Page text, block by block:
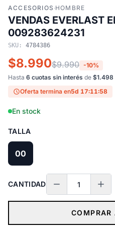
ACCESORIOS ·HOMBRE
VENDAS EVERLAST
009283624231
SKU: 4784386
$8.990$9.990 -10%
Hasta 6 cuotas sin interés de $1.498
Oferta termina en5d 17:11:58
En stock
TALLA
00
CANTIDAD